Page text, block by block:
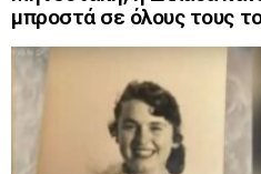
μπροστά σε όλους τους